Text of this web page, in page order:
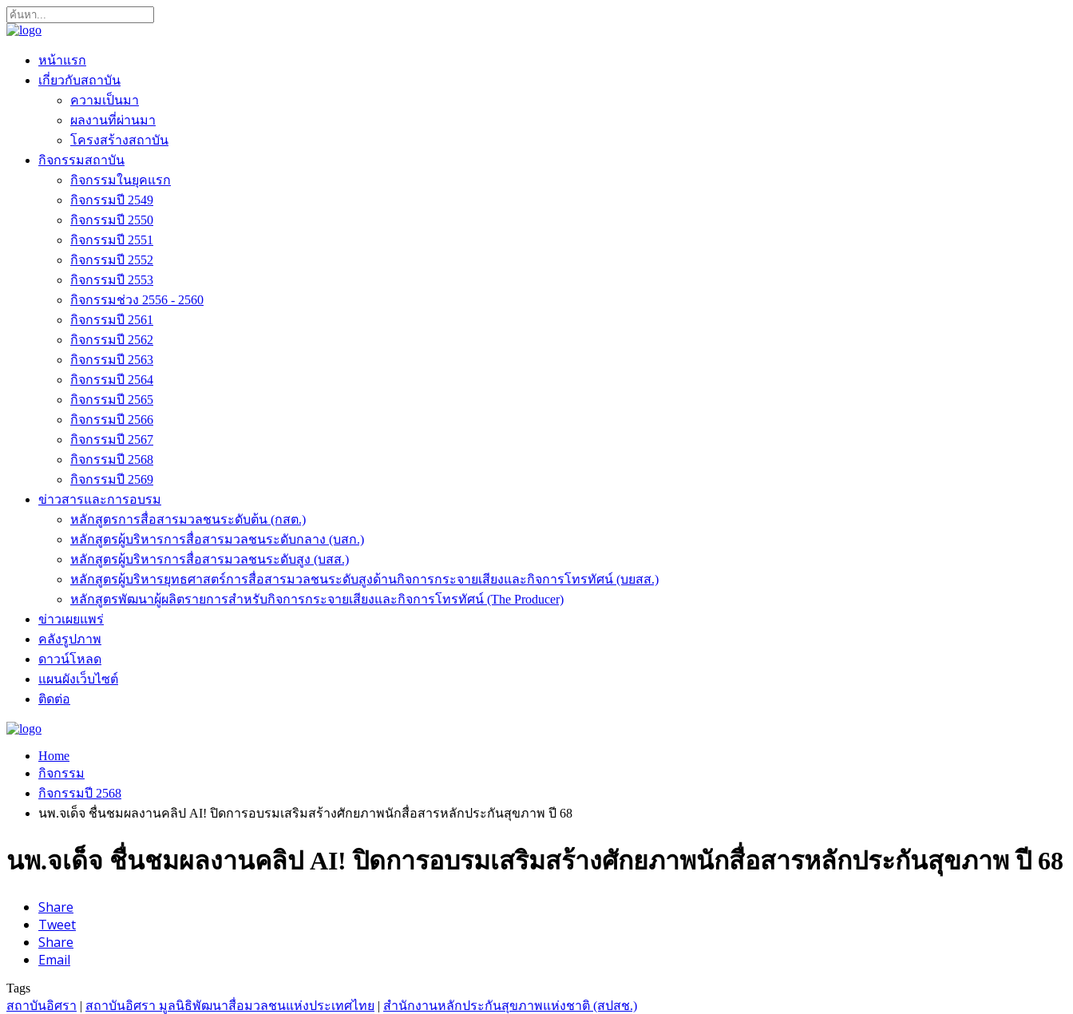
หน้าแรก
เกี่ยวกับสถาบัน
ความเป็นมา
ผลงานที่ผ่านมา
โครงสร้างสถาบัน
กิจกรรมสถาบัน
กิจกรรมในยุคแรก
กิจกรรมปี 2549
กิจกรรมปี 2550
กิจกรรมปี 2551
กิจกรรมปี 2552
กิจกรรมปี 2553
กิจกรรมช่วง 2556 - 2560
กิจกรรมปี 2561
กิจกรรมปี 2562
กิจกรรมปี 2563
กิจกรรมปี 2564
กิจกรรมปี 2565
กิจกรรมปี 2566
กิจกรรมปี 2567
กิจกรรมปี 2568
กิจกรรมปี 2569
ข่าวสารและการอบรม
หลักสูตรการสื่อสารมวลชนระดับต้น (กสต.)
หลักสูตรผู้บริหารการสื่อสารมวลชนระดับกลาง (บสก.)
หลักสูตรผู้บริหารการสื่อสารมวลชนระดับสูง (บสส.)
หลักสูตรผู้บริหารยุทธศาสตร์การสื่อสารมวลชนระดับสูงด้านกิจการกระจายเสียงและกิจการโทรทัศน์ (บยสส.)
หลักสูตรพัฒนาผู้ผลิตรายการสำหรับกิจการกระจายเสียงและกิจการโทรทัศน์ (The Producer)
ข่าวเผยแพร่
คลังรูปภาพ
ดาวน์โหลด
แผนผังเว็บไซต์
ติดต่อ
Home
กิจกรรม
กิจกรรมปี 2568
นพ.จเด็จ ชื่นชมผลงานคลิป AI! ปิดการอบรมเสริมสร้างศักยภาพนักสื่อสารหลักประกันสุขภาพ ปี 68
นพ.จเด็จ ชื่นชมผลงานคลิป AI! ปิดการอบรมเสริมสร้างศักยภาพนักสื่อสารหลักประกันสุขภาพ ปี 68
Share
Tweet
Share
Email
Tags
สถาบันอิศรา | สถาบันอิศรา มูลนิธิพัฒนาสื่อมวลชนแห่งประเทศไทย | สำนักงานหลักประกันสุขภาพแห่งชาติ (สปสช.)